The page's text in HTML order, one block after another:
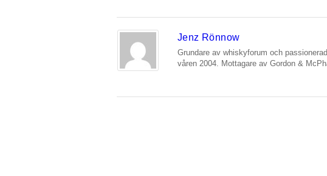
Jenz Rönnow
Grundare av whiskyforum och
våren 2004. Mottagare av Gordon &